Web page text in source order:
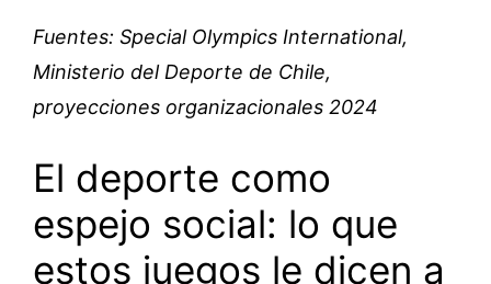
Fuentes: Special Olympics International,
Ministerio del Deporte de Chile,
proyecciones organizacionales 2024
El deporte como
espejo social: lo que
estos juegos le dicen a